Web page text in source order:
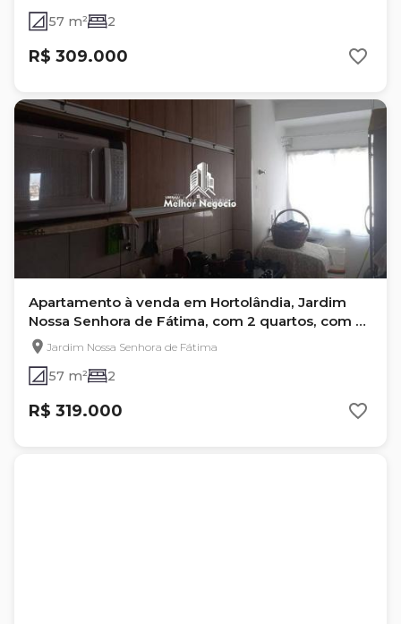
57 m² 2
R$ 309.000
Apartamento à venda em Hortolândia, Jardim
Nossa Senhora de Fátima, com 2 quartos, com 57
m²Jardim Nossa Senhora de Fátima
57 m² 2
R$ 319.000